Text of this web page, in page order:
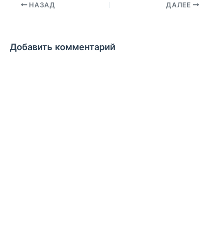
НАЗАД ДАЛЕЕ
Добавить комментарий